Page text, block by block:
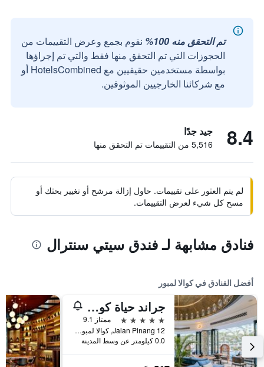
تم التحقق منه 100%
نقوم بجمع وعرض التقييمات من
الحجوزات التي تم التحقق منها فقط والتي تم إجراؤها
بواسطة مستخدمين حقيقيين مع HotelsCombined أو
مع شركائنا الخارجيين الموثوقين.
8.4 جيد جدًا
5,516 من التقييمات تم التحقق منها
لم يتم العثور على تقييمات. حاول إزالة مرشح أو تغيير بحثك أو
مسح كل شيء لعرض التقييمات.
فنادق مشابهة لـ فندق سيتي سنترال
أفضل الفنادق في كوالا لمبور
جراند حياة كوالالمبور
5 نجوم
ممتاز 9.1
12 Jalan Pinang, كوالا لمبور, ماليزيا
0.0 كيلومتر عن وسط المدينة